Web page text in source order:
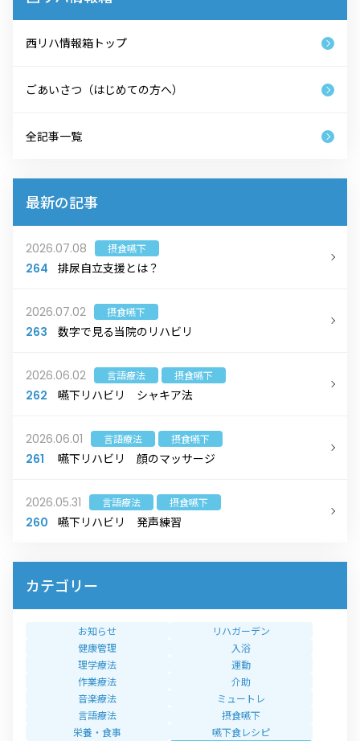
西リハ情報箱トップ
ごあいさつ（はじめての方へ）
全記事一覧
最新の記事
2026.07.08 摂食嚥下
264 排尿自立支援とは？
2026.07.02 摂食嚥下
263 数字で見る当院のリハビリ
2026.06.02 言語療法 摂食嚥下
262 嚥下リハビリ シャキア法
2026.06.01 言語療法 摂食嚥下
261 嚥下リハビリ 顔のマッサージ
2026.05.31 言語療法 摂食嚥下
260 嚥下リハビリ 発声練習
カテゴリー
お知らせ
リハガーデン
健康管理
入浴
理学療法
運動
作業療法
介助
音楽療法
ミュートレ
言語療法
摂食嚥下
栄養・食事
嚥下食レシピ